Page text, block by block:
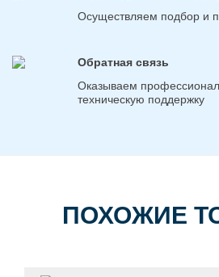
Осуществляем подбор и
Обратная связь
Оказываем
техническую поддержку
ПОХОЖИЕ